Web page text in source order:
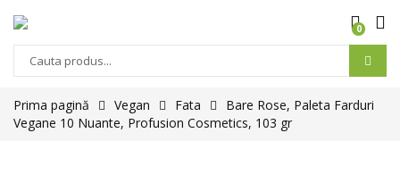
0
Prima pagină Vegan Fata
Bare Rose, Paleta Farduri
Vegane 10 Nuante, Profusion Cosmetics, 103 gr